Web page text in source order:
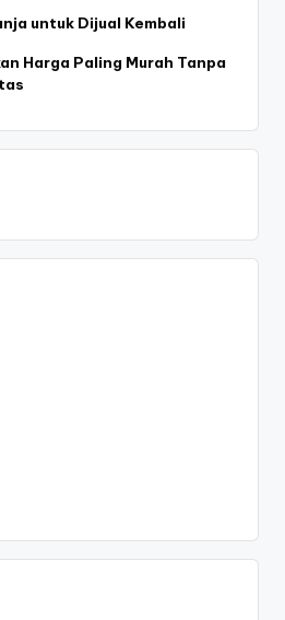
untuk Dijual Kembali
Harga Paling Murah Tanpa